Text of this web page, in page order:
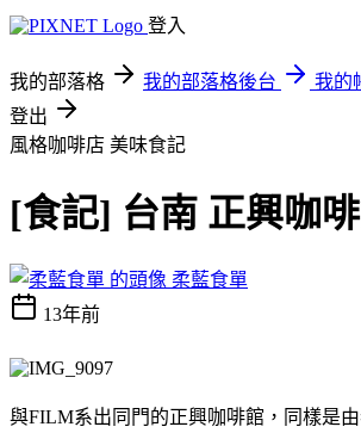
登入
我的部落格 我的部落格後台
我的
登出
風格咖啡店 美味食記
[食記] 台南 正興咖
柔藍食單
13年前
與FILM系出同門的正興咖啡館，同樣是